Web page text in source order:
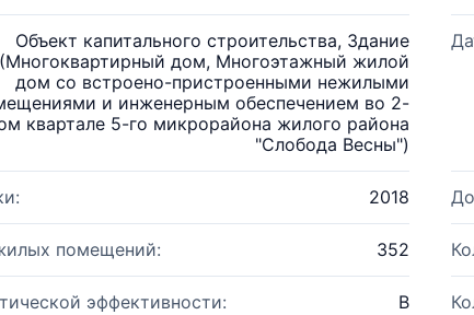
Объект капитального строительства, Здание
(Многоквартирный дом, Многоэтажный жилой
дом со встроено-пристроенными нежилыми
и инженерным обеспечением во 2-
квартале 5-го микрорайона жилого района
"Слобода Весны")
2018
помещений: 352
эффективности: B